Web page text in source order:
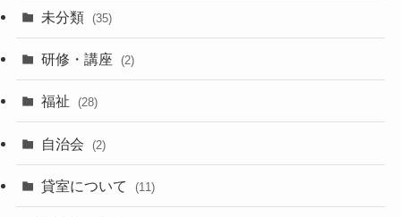
未分類 (35)
研修・講座 (2)
福祉 (28)
自治会 (2)
貸室について (11)